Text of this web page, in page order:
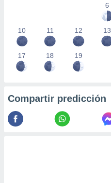
6
10 11 12 13
17 18 19
Compartir predicción